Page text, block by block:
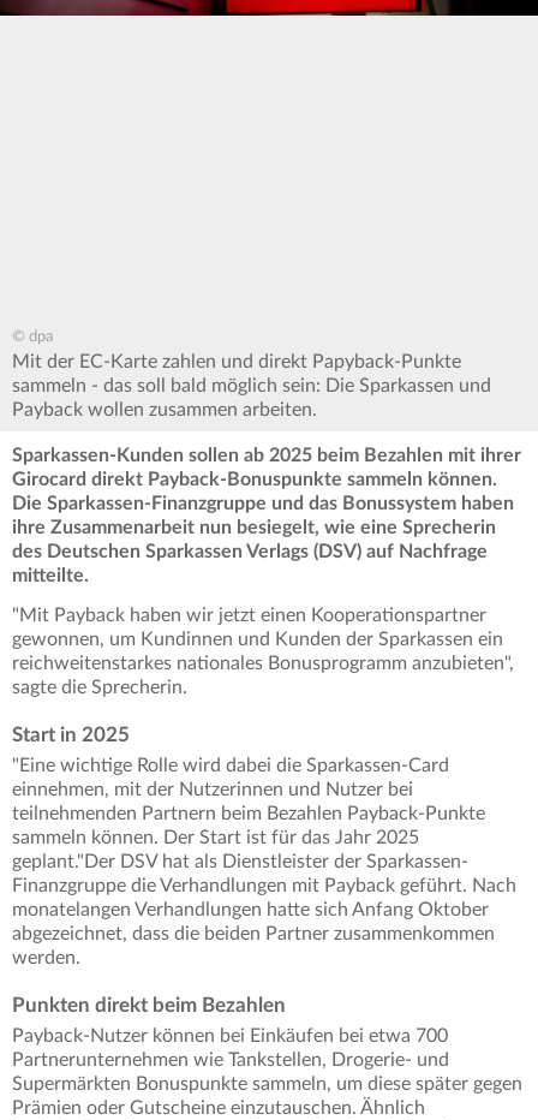
© dpa
Mit der EC-Karte zahlen und direkt Papyback-Punkte
sammeln - das soll bald möglich sein: Die Sparkassen und
Payback wollen zusammen arbeiten.
Sparkassen-Kunden sollen ab 2025 beim Bezahlen mit ihrer
Girocard direkt Payback-Bonuspunkte sammeln können.
Die Sparkassen-Finanzgruppe und das Bonussystem haben
ihre Zusammenarbeit nun besiegelt, wie eine Sprecherin
des Deutschen Sparkassen Verlags (DSV) auf Nachfrage
mitteilte.
"Mit Payback haben wir jetzt einen Kooperationspartner
gewonnen, um Kundinnen und Kunden der Sparkassen ein
reichweitenstarkes nationales Bonusprogramm anzubieten",
sagte die Sprecherin.
Start in 2025
"Eine wichtige Rolle wird dabei die Sparkassen-Card
einnehmen, mit der Nutzerinnen und Nutzer bei
teilnehmenden Partnern beim Bezahlen Payback-Punkte
sammeln können. Der Start ist für das Jahr 2025
geplant."Der DSV hat als Dienstleister der Sparkassen-
Finanzgruppe die Verhandlungen mit Payback geführt. Nach
monatelangen Verhandlungen hatte sich Anfang Oktober
abgezeichnet, dass die beiden Partner zusammenkommen
werden.
Punkten direkt beim Bezahlen
Payback-Nutzer können bei Einkäufen bei etwa 700
Partnerunternehmen wie Tankstellen, Drogerie- und
Supermärkten Bonuspunkte sammeln, um diese später gegen
Prämien oder Gutscheine einzutauschen. Ähnlich